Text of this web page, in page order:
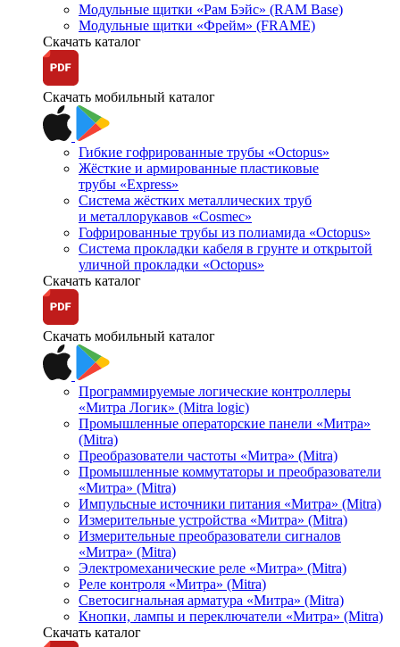
Модульные щитки «Рам Бэйс» (RAM Base)
Модульные щитки «Фрейм» (FRAME)
Скачать каталог
Скачать мобильный каталог
Гибкие гофрированные трубы «Octopus»
Жёсткие и армированные пластиковые
трубы «Express»
Система жёстких металлических труб
и металлорукавов «Cosmec»
Гофрированные трубы из полиамида «Octopus»
Система прокладки кабеля в грунте и открытой
уличной прокладки «Octopus»
Скачать каталог
Скачать мобильный каталог
Программируемые логические контроллеры
«Митра Логик» (Mitra logic)
Промышленные операторские панели «Митра»
(Mitra)
Преобразователи частоты «Митра» (Mitra)
Промышленные коммутаторы и преобразователи
«Митра» (Mitra)
Импульсные источники питания «Митра» (Mitra)
Измерительные устройства «Митра» (Mitra)
Измерительные преобразователи сигналов
«Митра» (Mitra)
Электромеханические реле «Митра» (Mitra)
Реле контроля «Митра» (Mitra)
Светосигнальная арматура «Митра» (Mitra)
Кнопки, лампы и переключатели «Митра» (Mitra)
Скачать каталог